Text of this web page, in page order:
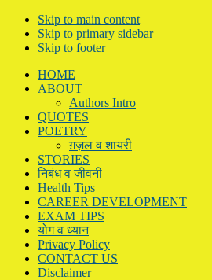
Skip to main content
Skip to primary sidebar
Skip to footer
HOME
ABOUT
Authors Intro
QUOTES
POETRY
ग़ज़ल व शायरी
STORIES
निबंध व जीवनी
Health Tips
CAREER DEVELOPMENT
EXAM TIPS
योग व ध्यान
Privacy Policy
CONTACT US
Disclaimer